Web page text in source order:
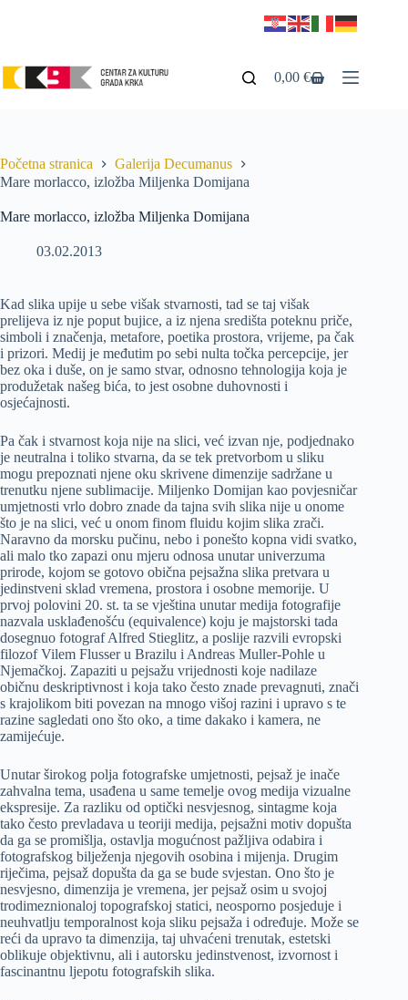
0,00€
Početna stranica
Galerija Decumanus
Mare morlacco, izložba Miljenka Domijana
Mare morlacco, izložba Miljenka Domijana
03.02.2013
Kad slika upije u sebe višak stvarnosti, tad se taj višak
prelijeva iz nje poput bujice, a iz njena središta poteknu priče,
simboli i značenja, metafore, poetika prostora, vrijeme, pa čak
i prizori. Medij je međutim po sebi nulta točka percepcije, jer
bez oka i duše, on je samo stvar, odnosno tehnologija koja je
produžetak našeg bića, to jest osobne duhovnosti i
osjećajnosti.
Pa čak i stvarnost koja nije na slici, već izvan nje, podjednako
je neutralna i toliko stvarna, da se tek pretvorbom u sliku
mogu prepoznati njene oku skrivene dimenzije sadržane u
trenutku njene sublimacije. Miljenko Domijan kao povjesničar
umjetnosti vrlo dobro znade da tajna svih slika nije u onome
što je na slici, već u onom finom fluidu kojim slika zrači.
Naravno da morsku pučinu, nebo i ponešto kopna vidi svatko,
ali malo tko zapazi onu mjeru odnosa unutar univerzuma
prirode, kojom se gotovo obična pejsažna slika pretvara u
jedinstveni sklad vremena, prostora i osobne memorije. U
prvoj polovini 20. st. ta se vještina unutar medija fotografije
nazvala usklađenošću (equivalence) koju je majstorski tada
dosegnuo fotograf Alfred Stieglitz, a poslije razvili evropski
filozof Vilem Flusser u Brazilu i Andreas Muller-Pohle u
Njemačkoj. Zapaziti u pejsažu vrijednosti koje nadilaze
običnu deskriptivnost i koja tako često znade prevagnuti, znači
s krajolikom biti povezan na mnogo višoj razini i upravo s te
razine sagledati ono što oko, a time dakako i kamera, ne
zamijećuje.
Unutar širokog polja fotografske umjetnosti, pejsaž je inače
zahvalna tema, usađena u same temelje ovog medija vizualne
ekspresije. Za razliku od optički nesvjesnog, sintagme koja
tako često prevladava u teoriji medija, pejsažni motiv dopušta
da ga se promišlja, ostavlja mogućnost pažljiva odabira i
fotografskog bilježenja njegovih osobina i mijenja. Drugim
riječima, pejsaž dopušta da ga se bude svjestan. Ono što je
nesvjesno, dimenzija je vremena, jer pejsaž osim u svojoj
trodimeznionaloj topografskoj statici, neosporno posjeduje i
neuhvatlju temporalnost koja sliku pejsaža i određuje. Može se
reći da upravo ta dimenzija, taj uhvaćeni trenutak, estetski
oblikuje objektivnu, ali i autorsku jedinstvenost, izvornost i
fascinantnu ljepotu fotografskih slika.